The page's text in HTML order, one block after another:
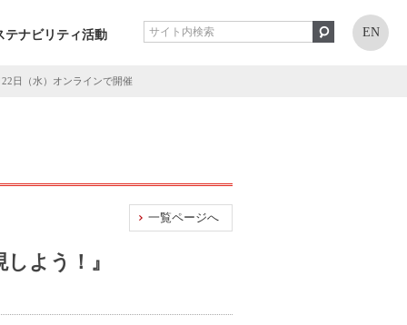
テナビリティ活動 EN
日（水）オンラインで開催
一覧ページへ
よう！』